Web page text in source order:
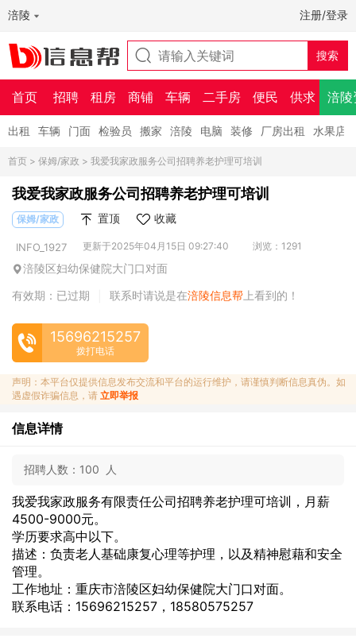
涪陵 注册/登录
首页 招聘 租房 商铺 车辆 二手房 便民 供求 涪陵
出租 车辆 门面 检验员 搬家 涪陵 电脑 装修 厂房出租 水果店
首页 > 保姆/家政 > 我爱我家政服务公司招聘养老护理可培训
我爱我家政服务公司招聘养老护理可培训
保姆/家政 置顶 收藏
INFO_1927 更新于2025年04月15日 09:27:40 浏览：1291
涪陵区妇幼保健院大门口对面
有效期：已过期
联系时请说是在涪陵信息帮 上看到的！
15696215257
拨打电话
声明：本平台仅提供信息发布交流和平台的运行维护，请谨慎判断信息真伪。如
遇虚假诈骗信息，请 立即举报
信息详情
招聘人数： 100 人
我爱我家政服务有限责任公司招聘养老护理可培训，月薪
4500-9000元。
学历要求高中以下。
描述：负责老人基础康复心理等护理，以及精神慰藉和安全
管理。
工作地址：重庆市涪陵区妇幼保健院大门口对面。
联系电话：15696215257，18580575257